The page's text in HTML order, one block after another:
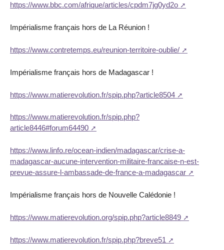
https://www.bbc.com/afrique/articles/cpdm7jg0yd2o
Impérialisme français hors de La Réunion !
https://www.contretemps.eu/reunion-territoire-oublie/
Impérialisme français hors de Madagascar !
https://www.matierevolution.fr/spip.php?article8504
https://www.matierevolution.fr/spip.php?
article8446#forum64490
https://www.linfo.re/ocean-indien/madagascar/crise-a-
madagascar-aucune-intervention-militaire-francaise-n-est-
prevue-assure-l-ambassade-de-france-a-madagascar
Impérialisme français hors de Nouvelle Calédonie !
https://www.matierevolution.org/spip.php?article8849
https://www.matierevolution.fr/spip.php?breve51